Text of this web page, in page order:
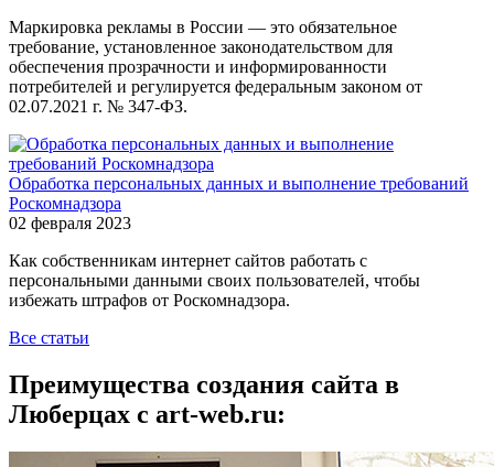
Маркировка рекламы в России — это обязательное
требование, установленное законодательством для
обеспечения прозрачности и информированности
потребителей и регулируется федеральным законом от
02.07.2021 г. № 347-ФЗ.
Обработка персональных данных и выполнение требований
Роскомнадзора
02 февраля 2023
Как собственникам интернет сайтов работать с
персональными данными своих пользователей, чтобы
избежать штрафов от Роскомнадзора.
Все статьи
Преимущества создания сайта в
Люберцах с art-web.ru: